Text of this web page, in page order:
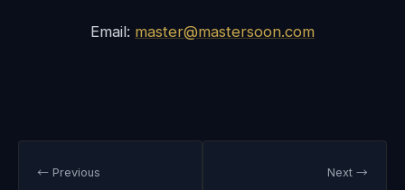
Email: master@mastersoon.com
← Previous Next →